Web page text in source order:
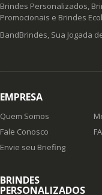
Brindes Personalizados,
Promocionais e Brindes
BandBrindes, Sua Jogada
EMPRESA
Quem Somos
Fale Conosco
Envie seu Briefing
BRINDES
PERSONALIZADOS